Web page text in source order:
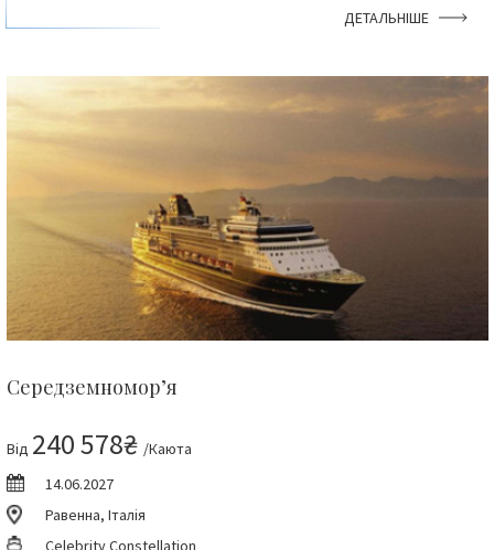
ДЕТАЛЬНІШЕ
Середземномор’я
Від 240 578₴ /Каюта
14.06.2027
Равенна, Італія
Celebrity Constellation